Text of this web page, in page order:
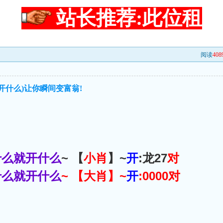
站长推荐:此位租
阅读
什么)让你瞬间变富翁!
就开什么~ 【小肖 】~开:龙27对
就开什么~ 【大肖 】~开:0000对